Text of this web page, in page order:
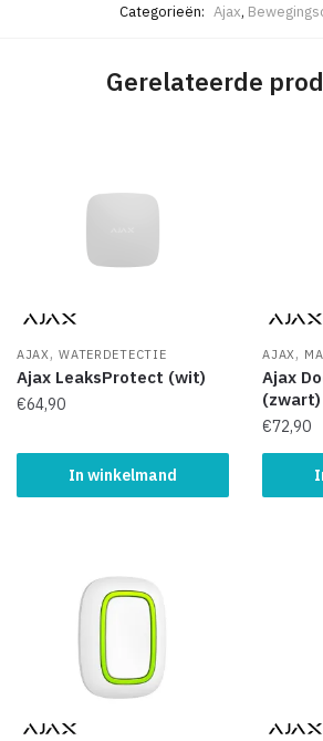
Categorieën: Ajax,
Gerelateerde
AJAX,WATERDETECTIE
Ajax LeaksProtect (wit)
€64,90
In winkelmand
AJAX,
Ajax
(zwart)
€72,90